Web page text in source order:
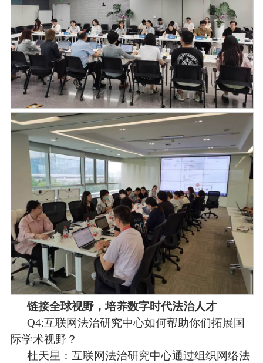
链接全球视野，培养数字时代法治人才
Q4:互联网法治研究中心如何帮助你们拓展国
际学术视野？
杜天星： 互联网法治研究中心通过组织网络法